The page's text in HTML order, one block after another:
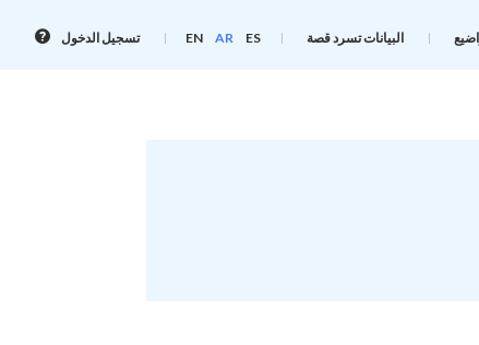
البيانات تسرد قصة EN AR ES تسجيل الدخول